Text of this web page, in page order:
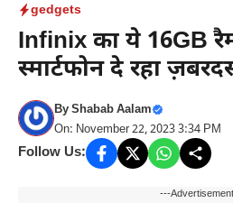
gedgets
Infinix का ये 16GB
स्मार्टफोन दे रहा
ByShabab Aalam
On: November 22, 2023 3:34 PM
Follow Us:
---